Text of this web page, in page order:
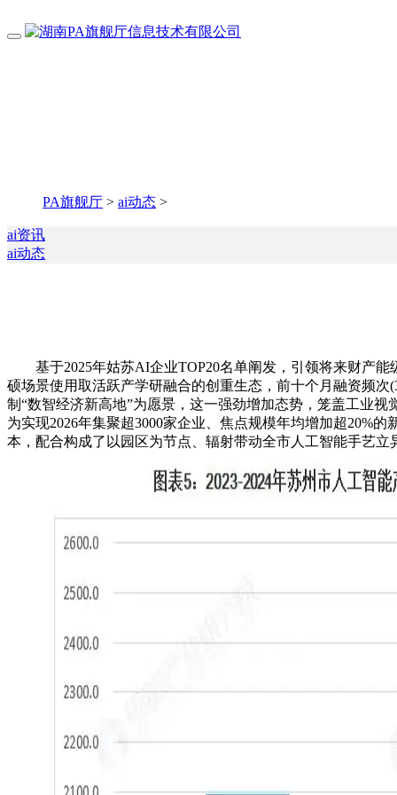
PA旗舰厅 > ai动态 >
ai资讯
ai动态
基于2025年姑苏AI企业TOP20名单阐发，引领将来财产能
硕场景使用取活跃产学研融合的创重生态，前十个月融资频
制“数智经济新高地”为愿景，这一强劲增加态势，笼盖工业
为实现2026年集聚超3000家企业、焦点规模年均增加超20%
本，配合构成了以园区为节点、辐射带动全市人工智能手艺